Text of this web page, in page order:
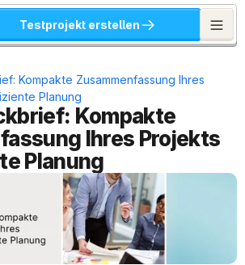
Testprojekt erstellen
Kompakte Zusammenfassung Ihres
Planung
Kompakte
Ihres Projekts
Planung